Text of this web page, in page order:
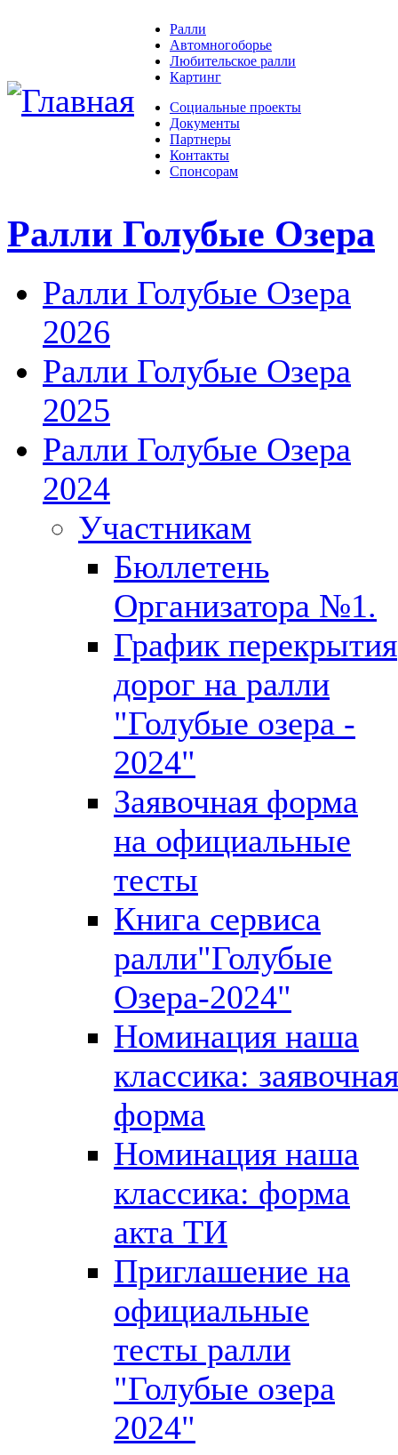
Ралли
Автомногоборье
Любительское ралли
Картинг
Социальные проекты
Документы
Партнеры
Контакты
Спонсорам
Ралли Голубые Озера
Ралли Голубые Озера
2026
Ралли Голубые Озера
2025
Ралли Голубые Озера
2024
Участникам
Бюллетень
Организатора №1.
График перекрытия
дорог на ралли
"Голубые озера -
2024"
Заявочная форма
на официальные
тесты
Книга сервиса
ралли"Голубые
Озера-2024"
Номинация наша
классика: заявочная
форма
Номинация наша
классика: форма
акта ТИ
Приглашение на
официальные
тесты ралли
"Голубые озера
2024"